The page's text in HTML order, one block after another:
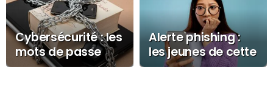
Cybersécurité : les
mots de passe
sont toujours
Alerte phishing :
les jeunes de cette
région française